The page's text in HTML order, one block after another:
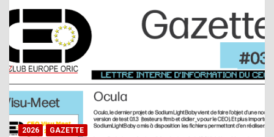
s
t
a
s
2026 GAZETTE